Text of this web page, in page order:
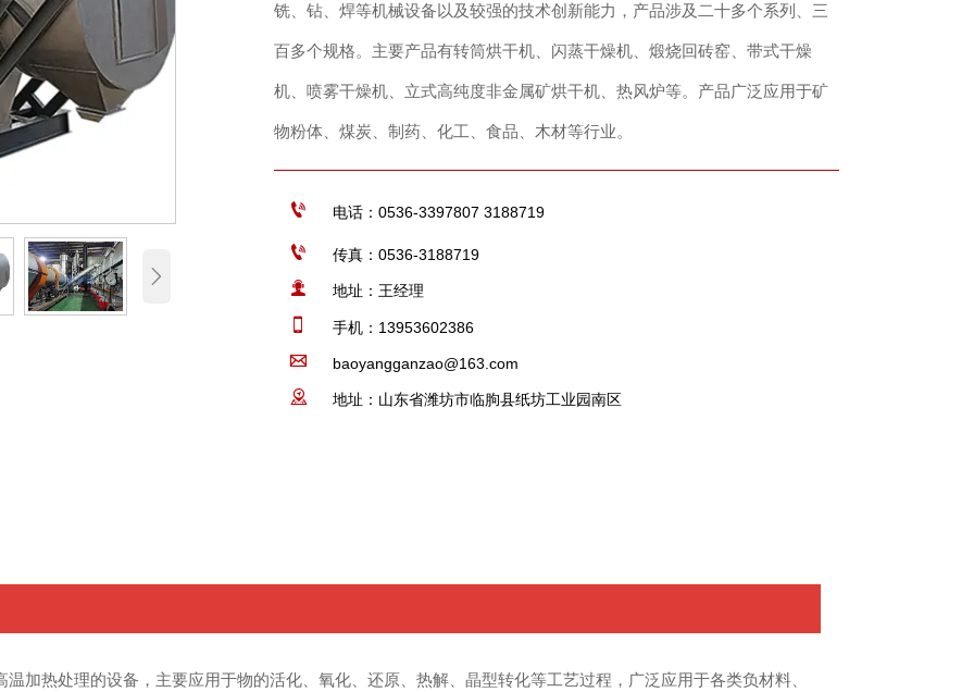

铣、钻、焊等机械设备以及较强的技术创新能力，产品涉及二十多个系列、三
百多个规格。主要产品有转筒烘干机、闪蒸干燥机、煅烧回砖窑、带式干燥
机、喷雾干燥机、立式高纯度非金属矿烘干机、热风炉等。产品广泛应用于矿
物粉体、煤炭、制药、化工、食品、木材等行业。
 电话：0536-3397807 3188719
 传真：0536-3188719
 地址：王经理
 手机：13953602386
 baoyangganzao@163.com
 地址：山东省潍坊市临朐县纸坊工业园南区
加热处理的设备，主要应用于物的活化、氧化、还原、热解、晶型转化等工艺过程，广泛应用于各类负材料、